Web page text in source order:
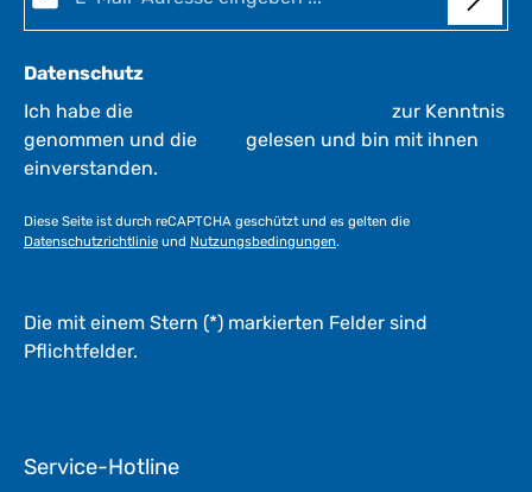
Datenschutz
Ich habe die
zur Kenntnis
genommen und die
gelesen und bin mit ihnen
einverstanden.
Diese Seite ist durch reCAPTCHA geschützt und es gelten die
Datenschutzrichtlinie und Nutzungsbedingungen.
Die mit einem Stern (*) markierten Felder sind
Pflichtfelder.
Service-Hotline